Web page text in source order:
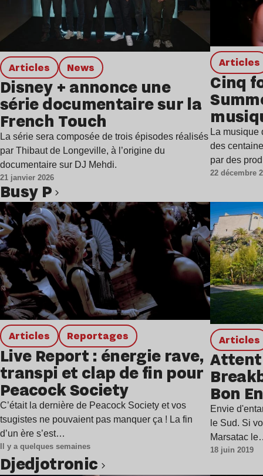
Articles news
Disney + annonce une
série documentaire sur la
French Touch
La série sera composée de trois épisodes réalisés
par Thibaut de Longeville, à l’origine du
documentaire sur DJ Mehdi.
21 janvier 2026
Articles
Cinq
La musique
des
par des
22 décembre
Busy P
Articles Reportages
Live Report : énergie rave,
transpi et clap de fin pour
Peacock Society
C’était la dernière de Peacock Society et vos
tsugistes ne pouvaient pas manquer ça ! La fin
d’un ère s’est…
Il y a quelques semaines
Articles
Bon
la
Envie
le Sud. Si
Marsatac
18 juin 2019
Lire l’article
Djedjotronic